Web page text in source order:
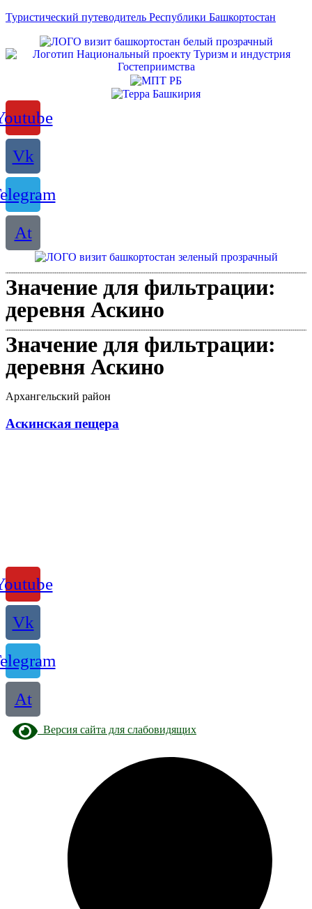
Туристический путеводитель Республики Башкортостан
Vk
At
Значение для фильтрации:
деревня Аскино
Значение для фильтрации:
деревня Аскино
Архангельский район
Аскинская пещера
Vk
At
Версия сайта для слабовидящих